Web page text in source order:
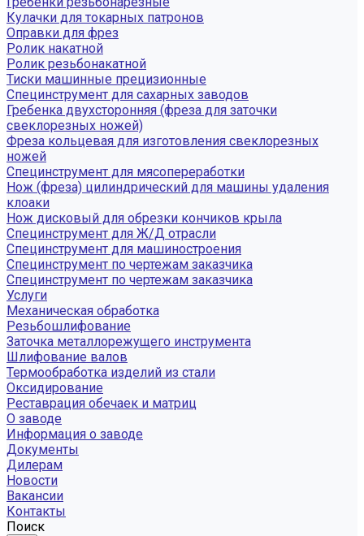
Кулачки для токарных патронов
Оправки для фрез
Ролик накатной
Ролик резьбонакатной
Тиски машинные прецизионные
Специнструмент для сахарных заводов
Гребенка двухсторонняя (фреза для заточки
свеклорезных ножей)
Фреза кольцевая для изготовления свеклорезных
ножей
Специнструмент для мясопереработки
Нож (фреза) цилиндрический для машины удаления
клоаки
Нож дисковый для обрезки кончиков крыла
Специнструмент для Ж/Д отрасли
Специнструмент для машиностроения
Специнструмент по чертежам заказчика
Специнструмент по чертежам заказчика
Услуги
Механическая обработка
Резьбошлифование
Заточка металлорежущего инструмента
Шлифование валов
Термообработка изделий из стали
Оксидирование
Реставрация обечаек и матриц
О заводе
Информация о заводе
Документы
Дилерам
Новости
Вакансии
Контакты
Поиск